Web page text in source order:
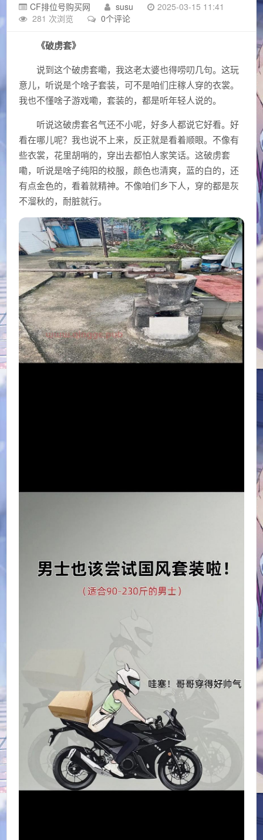
CF排位号购买网 susu
2025-03-15 11:41
281 次浏览
0个评论
《破虏套》
说到这个破虏套嘞，我这老太婆也得唠叨几句。这玩
意儿，听说是个啥子套装，可不是咱们庄稼人穿的衣裳。
我也不懂啥子游戏嘞，套装的，都是听年轻人说的。
听说这破虏套名气还不小呢，好多人都说它好看。好
看在哪儿呢？我也说不上来，反正就是看着顺眼。不像有
些衣裳，花里胡哨的，穿出去都怕人家笑话。这破虏套
嘞，听说是啥子纯阳的校服，颜色也清爽，蓝的白的，还
有点金色的，看着就精神。不像咱们乡下人，穿的都是灰
不溜秋的，耐脏就行。